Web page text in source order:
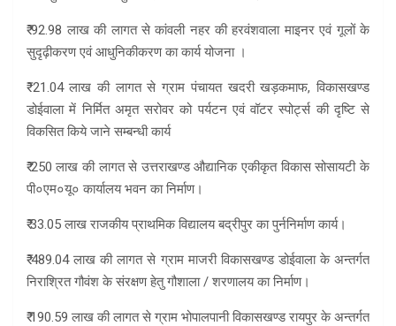
₹ 92.98 लाख की लागत से कांवली नहर की हरवंशवाला माइनर एवं गूलों के
सुदृढ़ीकरण एवं आधुनिकीकरण का कार्य योजना ।
₹ 21.04 लाख की लागत से ग्राम पंचायत खदरी खड़कमाफ, विकासखण्ड
डोईवाला में निर्मित अमृत सरोवर को पर्यटन एवं वॉटर स्पोर्ट्स की दृष्टि से
विकसित किये जाने सम्बन्धी कार्य
₹ 250 लाख की लागत से उत्तराखण्ड औद्यानिक एकीकृत विकास सोसायटी के
पी०एम०यू० कार्यालय भवन का निर्माण।
₹ 33.05 लाख राजकीय प्राथमिक विद्यालय बद्रीपुर का पुर्ननिर्माण कार्य।
₹ 489.04 लाख की लागत से ग्राम माजरी विकासखण्ड डोईवाला के अन्तर्गत
निराश्रित गौवंश के संरक्षण हेतु गौशाला / शरणालय का निर्माण।
₹ 190.59 लाख की लागत से ग्राम भोपालपानी विकासखण्ड रायपुर के अन्तर्गत